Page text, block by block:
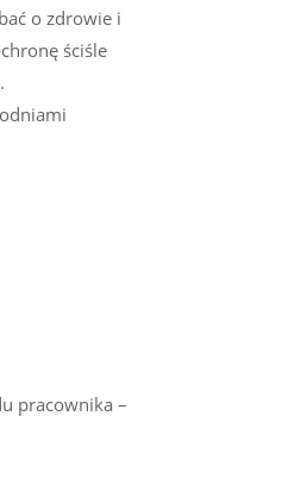
o zdrowie i
ściśle
pracownika –